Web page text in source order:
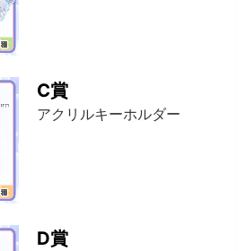
C賞
アクリルキーホルダー
D賞